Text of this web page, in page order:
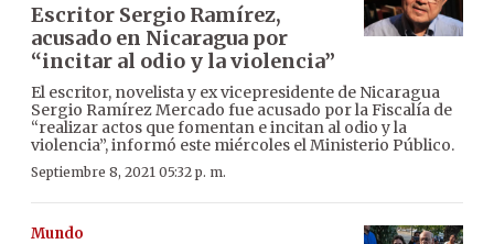
Escritor Sergio Ramírez,
acusado en Nicaragua por
“incitar al odio y la violencia”
El escritor, novelista y ex vicepresidente de Nicaragua
Sergio Ramírez Mercado fue acusado por la Fiscalía de
“realizar actos que fomentan e incitan al odio y la
violencia”, informó este miércoles el Ministerio Público.
Septiembre 8, 2021 05:32 p. m.
Mundo